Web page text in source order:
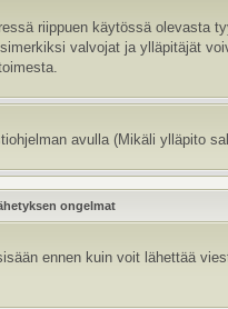
riippuen käytössä olevasta
valvojat ja ylläpitäjät
avulla (Mikäli ylläpito
ongelmat
ennen kuin voit lähettää